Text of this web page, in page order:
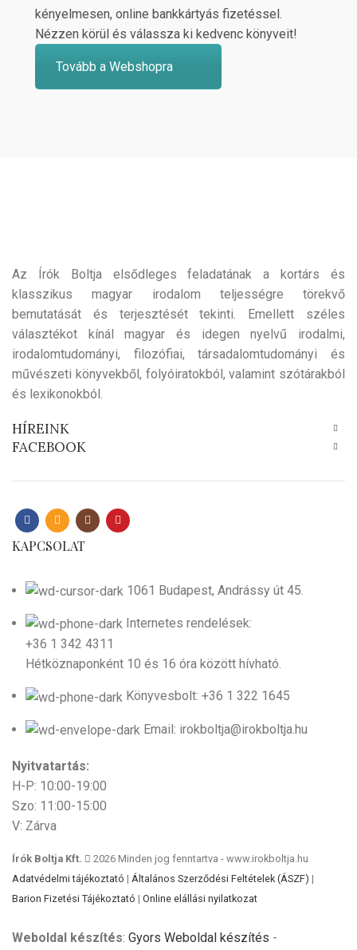
kényelmesen, online bankkártyás fizetéssel.
Nézzen körül és válassza ki kedvenc könyveit!
Tovább a Webshopra
Az Írók Boltja elsődleges feladatának a kortárs és
klasszikus magyar irodalom teljességre törekvő
bemutatását és terjesztését tekinti. Emellett széles
választékot kínál magyar és idegen nyelvű irodalmi,
irodalomtudományi, filozófiai, társadalomtudományi és
művészeti könyvekből, folyóiratokból, valamint szótárakból
és lexikonokból.
HÍREINK
FACEBOOK
KAPCSOLAT
1061 Budapest, Andrássy út 45.
Internetes rendelések:
+36 1 342 4311
Hétköznaponként 10 és 16 óra között hívható.
Könyvesbolt: +36 1 322 1645
Email: irokboltja@irokboltja.hu
Nyitvatartás:
H-P: 10:00-19:00
Szo: 11:00-15:00
V: Zárva
Írók Boltja Kft.
2026 Minden jog fenntartva - www.irokboltja.hu
Adatvédelmi tájékoztató | Általános Szerződési Feltételek (ÁSZF) |
Barion Fizetési Tájékoztató | Online elállási nyilatkozat
Weboldal készítés: Gyors Weboldal készítés -